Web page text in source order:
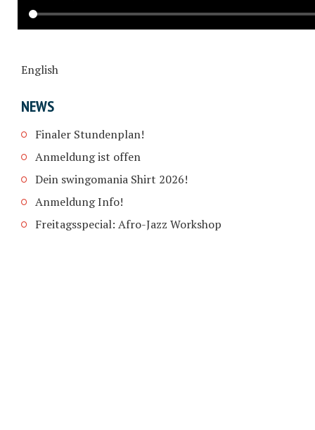
English
NEWS
Finaler Stundenplan!
Anmeldung ist offen
Dein swingomania Shirt 2026!
Anmeldung Info!
Freitagsspecial: Afro-Jazz Workshop